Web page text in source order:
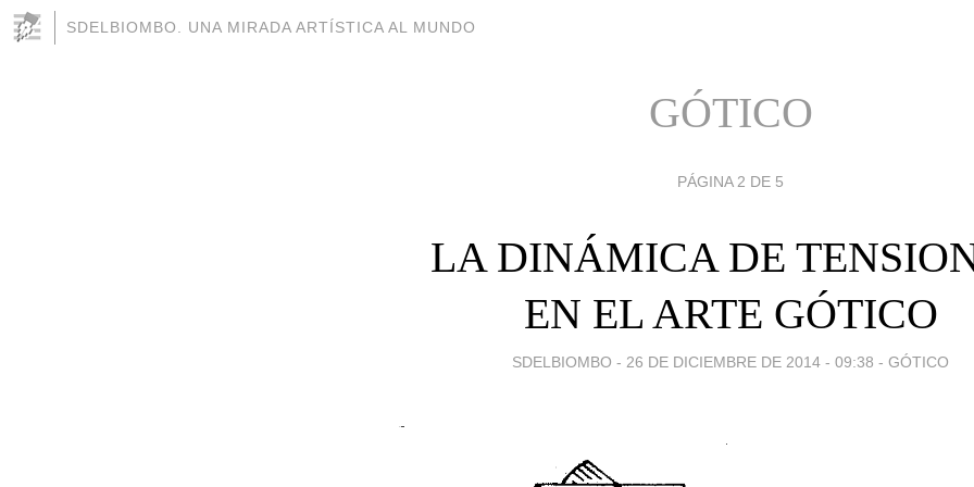
SDELBIOMBO. UNA MIRADA ARTÍSTICA AL MUNDO
GÓTICO
PÁGINA 2 DE 5
LA DINÁMICA DE
EN EL ARTE GÓTICO
SDELBIOMBO - 26 DE DICIEMBRE DE 2014 - 09:38 - GÓTICO